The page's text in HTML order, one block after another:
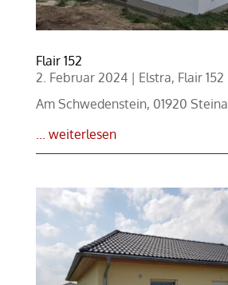
Flair 152
2. Februar 2024| Elstra, Flair 152
Am Schwedenstein, 01920 Steina
... weiterlesen